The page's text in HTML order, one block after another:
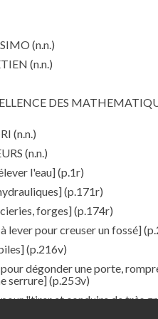
(n.n.)
(n.n.)
DES
(n.n.)
(n.n.)
l'eau](p.1r)
(p.171r)
forges](p.174r)
lever pour creuser un fossé]
(p.216v)
dégonder une porte,
serrure](p.253v)
"tirer et conduire de très